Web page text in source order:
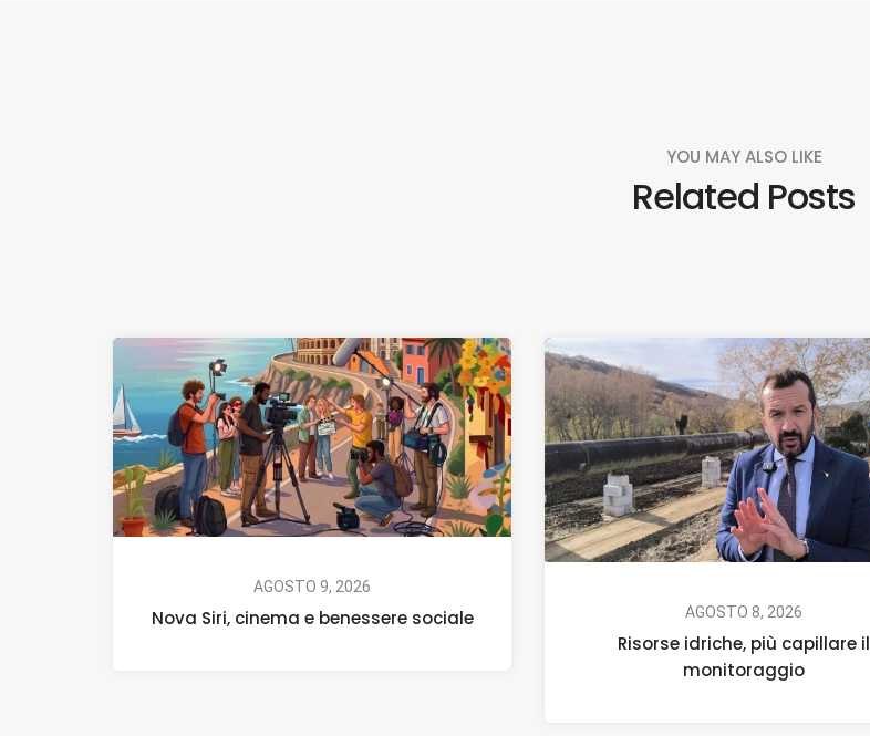
YOU MAY ALSO LIKE
Related Posts
AGOSTO 9, 2026
Nova Siri, cinema e benessere sociale AGOSTO 8, 2026
Risorse idriche, più capillare il
monitoraggio